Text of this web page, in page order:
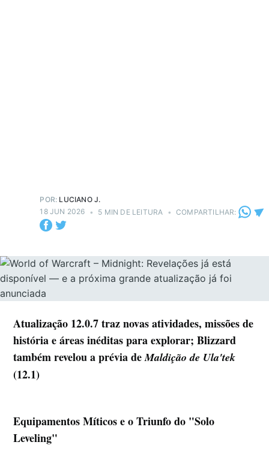
POR: LUCIANO J.
18 JUN 2026 • 5 MIN DE LEITURA • COMPARTILHAR:
Atualização 12.0.7 traz novas atividades, missões de
história e áreas inéditas para explorar; Blizzard
também revelou a prévia de Maldição de Ula'tek
(12.1)
Equipamentos Míticos e o Triunfo do "Solo
Leveling"